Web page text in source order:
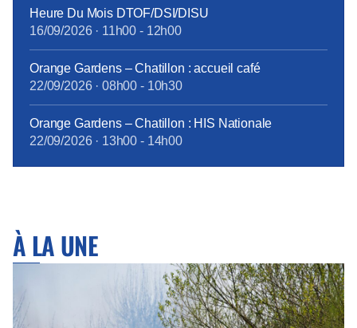
Heure Du Mois DTOF/DSI/DISU
16/09/2026· 11h00 - 12h00
Orange Gardens – Chatillon : accueil café
22/09/2026· 08h00 - 10h30
Orange Gardens – Chatillon : HIS Nationale
22/09/2026· 13h00 - 14h00
À LA UNE